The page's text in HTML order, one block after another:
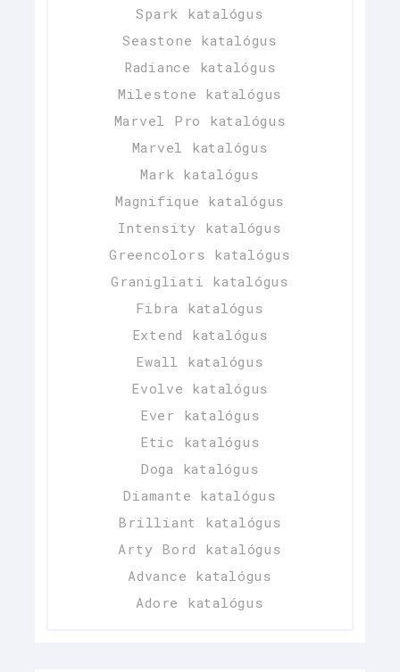
Spark katalógus
Seastone katalógus
Radiance katalógus
Milestone katalógus
Marvel Pro katalógus
Marvel katalógus
Mark katalógus
Magnifique katalógus
Intensity katalógus
Greencolors katalógus
Granigliati katalógus
Fibra katalógus
Extend katalógus
Ewall katalógus
Evolve katalógus
Ever katalógus
Etic katalógus
Doga katalógus
Diamante katalógus
Brilliant katalógus
Arty Bord katalógus
Advance katalógus
Adore katalógus